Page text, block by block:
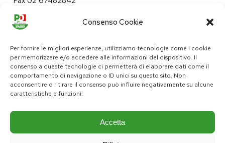
Consenso Cookie
Per fornire le migliori esperienze, utilizziamo tecnologie come i cookie
per memorizzare e/o accedere alle informazioni del dispositivo. Il
consenso a queste tecnologie ci permetterà di elaborare dati come il
comportamento di navigazione o ID unici su questo sito. Non
acconsentire o ritirare il consenso può influire negativamente su alcune
caratteristiche e funzioni.
Accetta
Tutela dei dati personali|Politica sui cookie
pd@consiglio.regione.lombardia.it
ufficiostampa.pd@consiglio.regione.lombardia.it
Pagine Facebook Gruppo Consiliare PD LombardiaPagina Messenger Gruppo Consiliare PD LombardiaPagina Instagram Gruppo PD LombardiaPagina Youtube Gruppo PD Lombardia